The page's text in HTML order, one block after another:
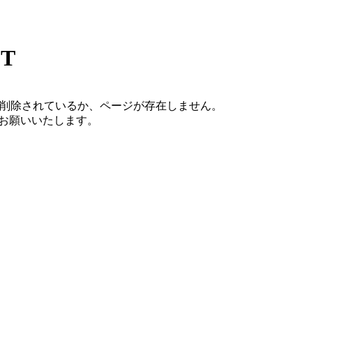
されているか、ページが存在しません。
願いいたします。